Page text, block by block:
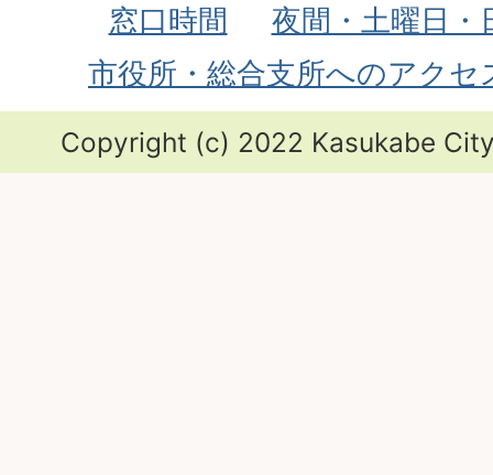
窓口時間
夜間・土曜日・
市役所・総合支所へのアクセ
Copyright (c) 2022 Kasukabe